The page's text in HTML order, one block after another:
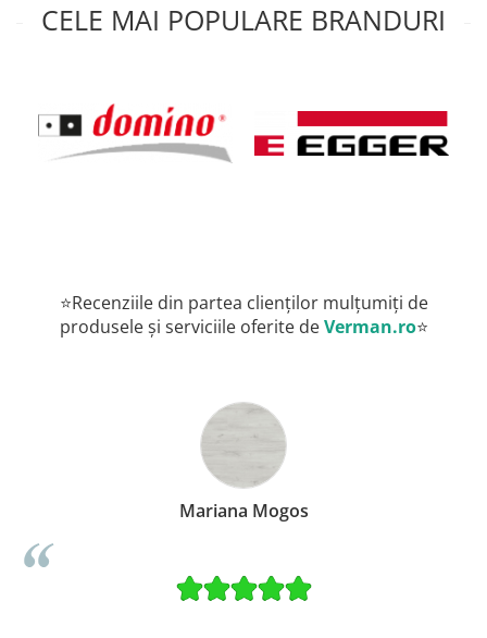
CELE MAI POPULARE BRANDURI
⭐Recenziile din partea clienților mulțumiți de
produsele și serviciile oferite deVerman.ro⭐